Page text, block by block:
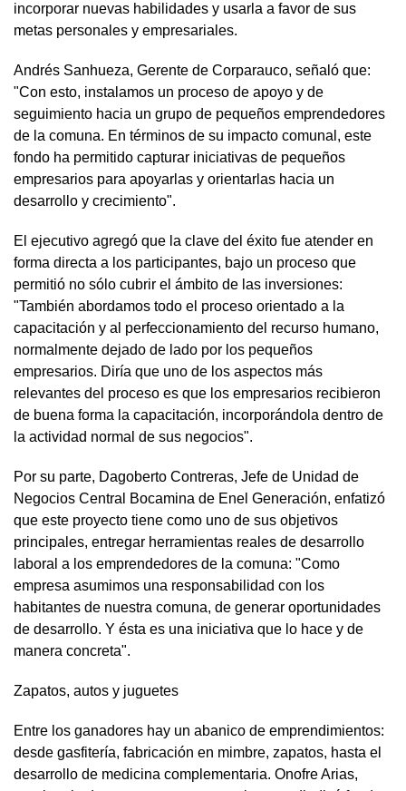
incorporar nuevas habilidades y usarla a favor de sus
metas personales y empresariales.
Andrés Sanhueza, Gerente de Corparauco, señaló que:
"Con esto, instalamos un proceso de apoyo y de
seguimiento hacia un grupo de pequeños emprendedores
de la comuna. En términos de su impacto comunal, este
fondo ha permitido capturar iniciativas de pequeños
empresarios para apoyarlas y orientarlas hacia un
desarrollo y crecimiento".
El ejecutivo agregó que la clave del éxito fue atender en
forma directa a los participantes, bajo un proceso que
permitió no sólo cubrir el ámbito de las inversiones:
"También abordamos todo el proceso orientado a la
capacitación y al perfeccionamiento del recurso humano,
normalmente dejado de lado por los pequeños
empresarios. Diría que uno de los aspectos más
relevantes del proceso es que los empresarios recibieron
de buena forma la capacitación, incorporándola dentro de
la actividad normal de sus negocios".
Por su parte, Dagoberto Contreras, Jefe de Unidad de
Negocios Central Bocamina de Enel Generación, enfatizó
que este proyecto tiene como uno de sus objetivos
principales, entregar herramientas reales de desarrollo
laboral a los emprendedores de la comuna: "Como
empresa asumimos una responsabilidad con los
habitantes de nuestra comuna, de generar oportunidades
de desarrollo. Y ésta es una iniciativa que lo hace y de
manera concreta".
Zapatos, autos y juguetes
Entre los ganadores hay un abanico de emprendimientos:
desde gasfitería, fabricación en mimbre, zapatos, hasta el
desarrollo de medicina complementaria. Onofre Arias,